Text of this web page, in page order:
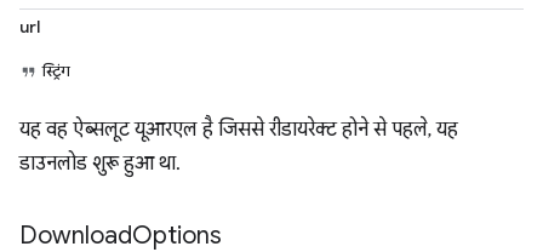
url
स्ट्रिंग
यह वह ऐब्सलूट यूआरएल है जिससे रीडायरेक्ट होने से पहले, यह
डाउनलोड शुरू हुआ था.
DownloadOptions